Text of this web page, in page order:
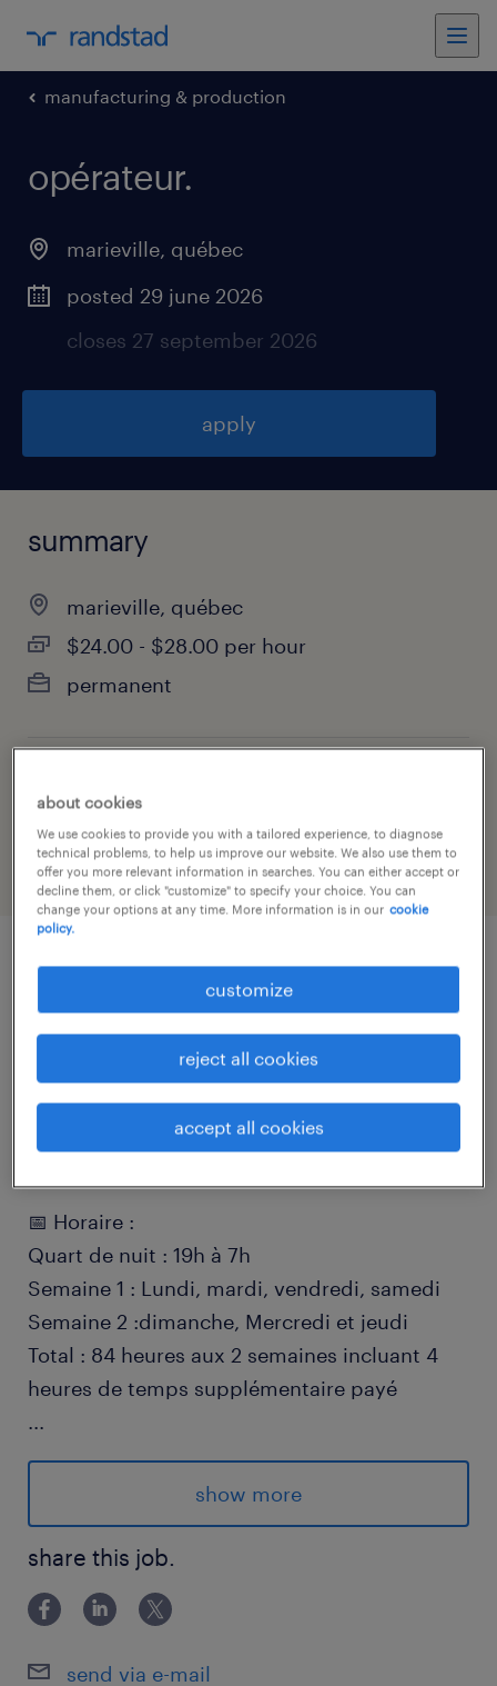
manufacturing & production
opérateur.
marieville, québec
posted 29 june 2026
closes 27 september 2026
apply
summary
marieville, québec
$24.00 - $28.00 per hour
permanent
🎉 NOUVEAU POSTE D’OPÉRATEUR À
MARIEVILLE ! 🎉
À qui la chance de travailler seulement 7 jours
sur 14 ?
📅 Horaire :
Quart de nuit : 19h à 7h
Semaine 1 : Lundi, mardi, vendredi, samedi
Semaine 2 :dimanche, Mercredi et jeudi
Total : 84 heures aux 2 semaines incluant 4
heures de temps supplémentaire payé
...
Nous sommes à la recherche d’un(e)
opérateur(trice) de production motivé(e) pour
se joindre à une entreprise reconnue dans le
secteur manufacturier à Marieville.
Avantages
show more
share this job.
send via e-mail
about cookies
We use cookies to provide you with a tailored experience, to diagnose
technical problems, to help us improve our website. We also use them to
offer you more relevant information in searches. You can either accept or
decline them, or click "customize" to specify your choice. You can
change your options at any time. More information is in our cookie
policy.
customize
reject all cookies
accept all cookies